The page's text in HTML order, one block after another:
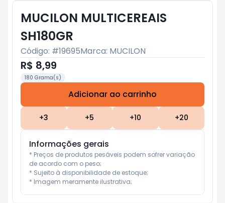
MUCILON MULTICEREAIS
SH180GR
Código: #19695Marca: MUCILON
R$ 8,99
180 Grama(s)
Adicionar ao carrinho
+3 +5 +10 +20
Informações gerais
* Preços de produtos pesáveis podem sofrer variação
de acordo com o peso;
* Sujeito à disponibilidade de estoque;
* Imagem meramente ilustrativa;